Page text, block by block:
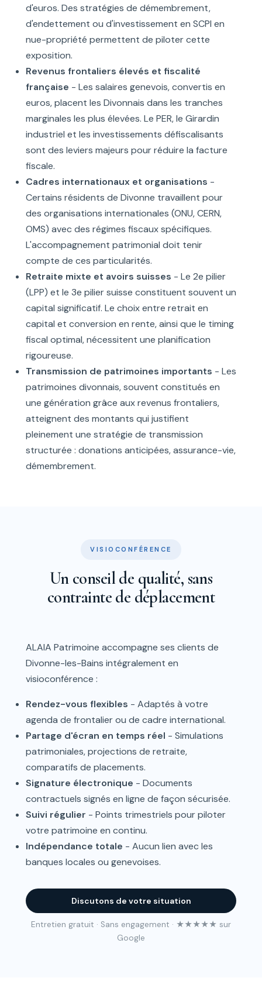
d'euros. Des stratégies de démembrement,
d'endettement ou d'investissement en SCPI en
nue-propriété permettent de piloter cette
exposition.
Revenus frontaliers élevés et fiscalité
française - Les salaires genevois, convertis en
euros, placent les Divonnais dans les tranches
marginales les plus élevées. Le PER, le Girardin
industriel et les investissements défiscalisants
sont des leviers majeurs pour réduire la facture
fiscale.
Cadres internationaux et organisations -
Certains résidents de Divonne travaillent pour
des organisations internationales (ONU, CERN,
OMS) avec des régimes fiscaux spécifiques.
L'accompagnement patrimonial doit tenir
compte de ces particularités.
Retraite mixte et avoirs suisses - Le 2e pilier
(LPP) et le 3e pilier suisse constituent souvent un
capital significatif. Le choix entre retrait en
capital et conversion en rente, ainsi que le timing
fiscal optimal, nécessitent une planification
rigoureuse.
Transmission de patrimoines importants - Les
patrimoines divonnais, souvent constitués en
une génération grâce aux revenus frontaliers,
atteignent des montants qui justifient
pleinement une stratégie de transmission
structurée : donations anticipées, assurance-vie,
démembrement.
VISIOCONFÉRENCE
Un conseil de qualité, sans
contrainte de déplacement
ALAIA Patrimoine accompagne ses clients de
Divonne-les-Bains intégralement en
visioconférence :
Rendez-vous flexibles - Adaptés à votre
agenda de frontalier ou de cadre international.
Partage d'écran en temps réel - Simulations
patrimoniales, projections de retraite,
comparatifs de placements.
Signature électronique - Documents
contractuels signés en ligne de façon sécurisée.
Suivi régulier - Points trimestriels pour piloter
votre patrimoine en continu.
Indépendance totale - Aucun lien avec les
banques locales ou genevoises.
Discutons de votre situation
Entretien gratuit · Sans engagement · ★★★★★ sur
Google